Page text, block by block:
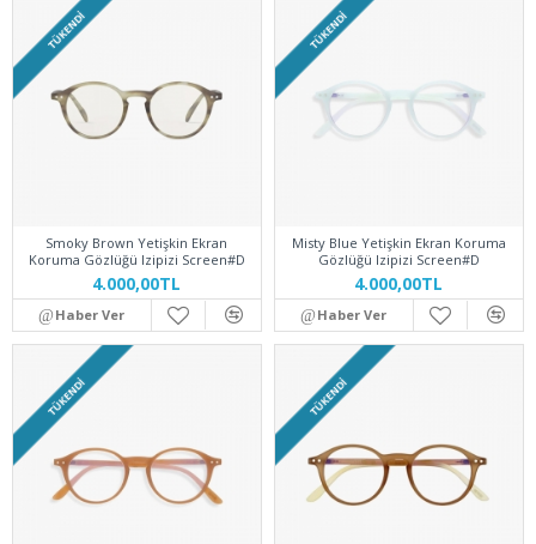
TÜKENDI
Smoky Brown Yetişkin Ekran
Koruma Gözlüğü Izipizi Screen#D
4.000,00TL
Haber Ver
TÜKENDI
Misty Blue Yetişkin Ekran Koruma
Gözlüğü Izipizi Screen#D
4.000,00TL
Haber Ver
TÜKENDI TÜKENDI